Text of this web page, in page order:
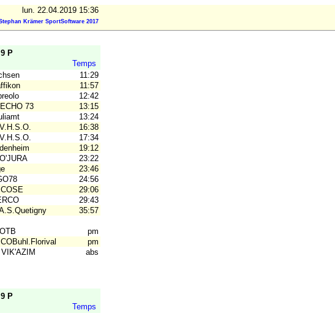
lun. 22.04.2019 15:36
Krämer SportSoftware 2017
9 P
Temps
11:29
11:57
12:42
73
13:15
13:24
16:38
17:34
19:12
23:22
23:46
24:56
29:06
29:43
35:57
pm
pm
abs
9 P
Temps